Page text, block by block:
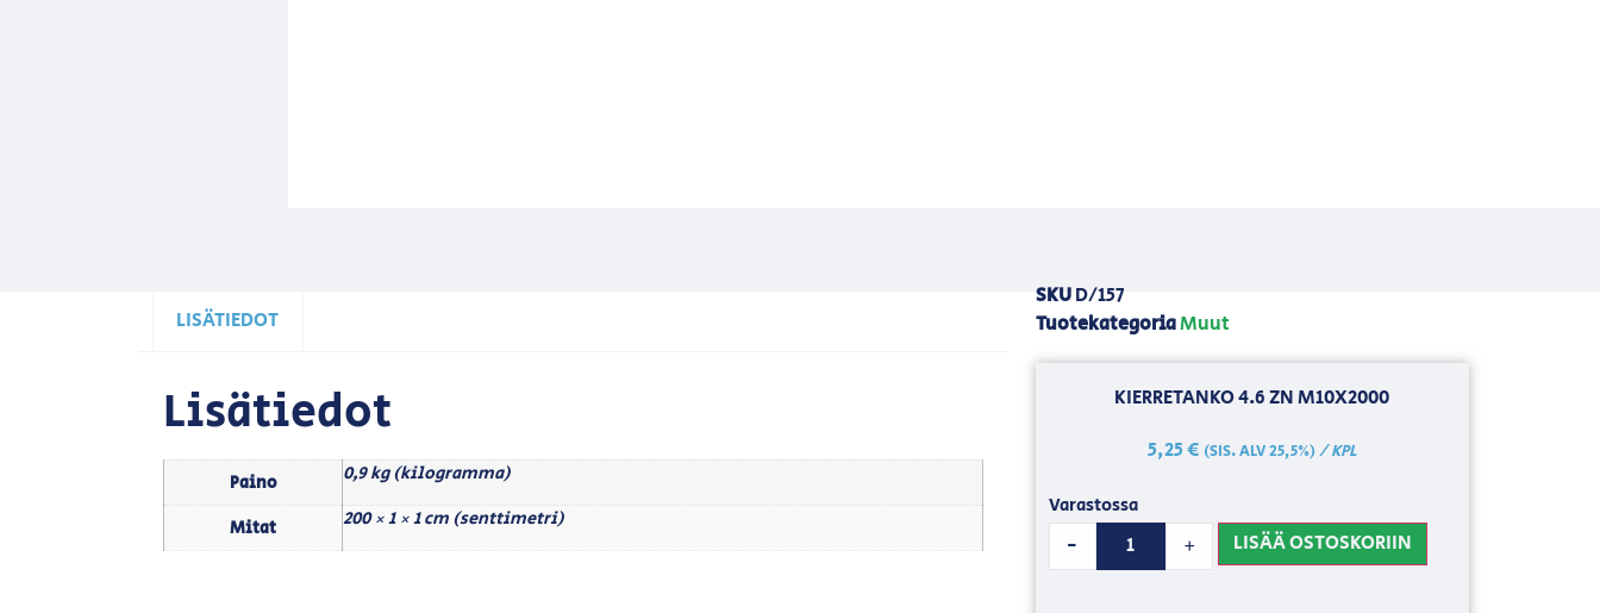
LISÄTIEDOT
Lisätiedot
Paino 0,9 kg (kilogramma)
Mitat 200 × 1 × 1 cm (senttimetri)
SKUD/157
TuotekategoriaMuut
KIERRETANKO 4.6 ZN M10X2000
5,25€ (SIS. ALV 25,5%)/ KPL
Varastossa
- + LISÄÄ OSTOSKORIIN